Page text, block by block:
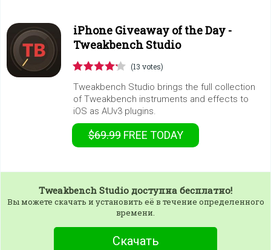
iPhone Giveaway of the Day -
Tweakbench Studio
(13 votes)
Tweakbench Studio brings the full collection
of Tweakbench instruments and effects to
iOS as AUv3 plugins.
$69.99 FREE TODAY
Tweakbench Studio доступна бесплатно!
Вы можете скачать и установить её в течение определенного
времени.
Скачать